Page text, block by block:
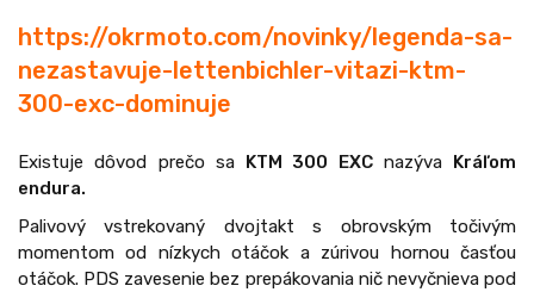
https://okrmoto.com/novinky/legenda-sa-
nezastavuje-lettenbichler-vitazi-ktm-
300-exc-dominuje
Existuje dôvod prečo sa KTM 300 EXCnazýva Kráľom
endura.
Palivový vstrekovaný dvojtakt s obrovským točivým
momentom od nízkych otáčok a zúrivou hornou časťou
otáčok. PDS zavesenie bez prepákovania nič nevyčnieva pod